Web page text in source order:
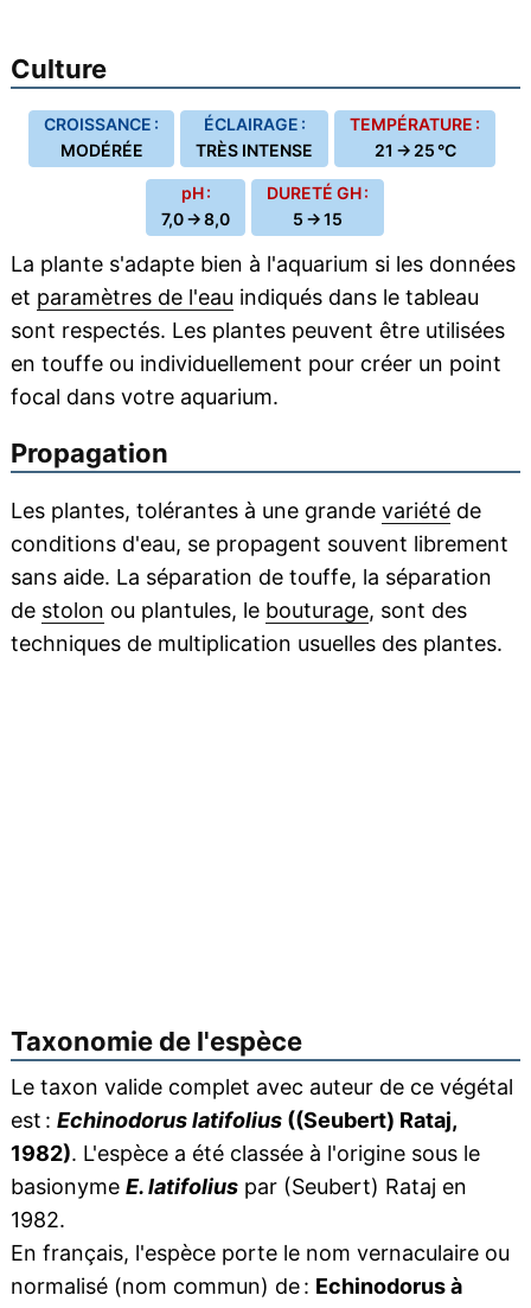
Culture
CROISSANCE :
MODÉRÉE
ÉCLAIRAGE :
TRÈS INTENSE
TEMPÉRATURE :
21 → 25 °C
pH :
7,0 → 8,0
DURETÉ GH :
5 → 15
La plante s'adapte bien à l'aquarium si les données
et paramètres de l'eau indiqués dans le tableau
sont respectés. Les plantes peuvent être utilisées
en touffe ou individuellement pour créer un point
focal dans votre aquarium.
Propagation
Les plantes, tolérantes à une grande variétéde
conditions d'eau, se propagent souvent librement
sans aide. La séparation de touffe, la séparation
de stolon ou plantules, le bouturage, sont des
techniques de multiplication usuelles des plantes.
Taxonomie de l'espèce
Le taxon valide complet avec auteur de ce végétal
est : Echinodorus latifolius((Seubert) Rataj,
1982). L'espèce a été classée à l'origine sous le
basionyme E. latifoliuspar (Seubert) Rataj en
1982.
En français, l'espèce porte le nom vernaculaire ou
normalisé (nom commun) de : Echinodorus à